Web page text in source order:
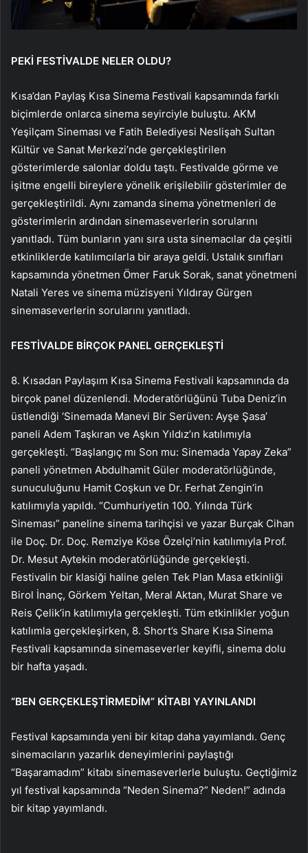
PEKİ FESTİVALDE NELER OLDU?
Kısa’dan Paylaş Kısa Sinema Festivali kapsamında farklı
biçimlerde onlarca sinema seyirciyle buluştu. AKM
Yeşilçam Sineması ve Fatih Belediyesi Neslişah Sultan
Kültür ve Sanat Merkezi’nde gerçekleştirilen
gösterimlerde salonlar doldu taştı. Festivalde görme ve
işitme engelli bireylere yönelik erişilebilir gösterimler de
gerçekleştirildi. Aynı zamanda sinema yönetmenleri de
gösterimlerin ardından sinemaseverlerin sorularını
yanıtladı. Tüm bunların yanı sıra usta sinemacılar da çeşitli
etkinliklerde katılımcılarla bir araya geldi. Ustalık sınıfları
kapsamında yönetmen Ömer Faruk Sorak, sanat yönetmeni
Natali Yeres ve sinema müzisyeni Yıldıray Gürgen
sinemaseverlerin sorularını yanıtladı.
FESTİVALDE BİRÇOK PANEL GERÇEKLEŞTİ
8. Kısadan Paylaşım Kısa Sinema Festivali kapsamında da
birçok panel düzenlendi. Moderatörlüğünü Tuba Deniz’in
üstlendiği ‘Sinemada Manevi Bir Serüven: Ayşe Şasa’
paneli Adem Taşkıran ve Aşkın Yıldız’ın katılımıyla
gerçekleşti. “Başlangıç ​​mı Son mu: Sinemada Yapay Zeka”
paneli yönetmen Abdulhamit Güler moderatörlüğünde,
sunuculuğunu Hamit Coşkun ve Dr. Ferhat Zengin’in
katılımıyla yapıldı. “Cumhuriyetin 100. Yılında Türk
Sineması” paneline sinema tarihçisi ve yazar Burçak Cihan
ile Doç. Dr. Doç. Remziye Köse Özelçi’nin katılımıyla Prof.
Dr. Mesut Aytekin moderatörlüğünde gerçekleşti.
Festivalin bir klasiği haline gelen Tek Plan Masa etkinliği
Birol İnanç, Görkem Yeltan, Meral Aktan, Murat Share ve
Reis Çelik’in katılımıyla gerçekleşti. Tüm etkinlikler yoğun
katılımla gerçekleşirken, 8. Short’s Share Kısa Sinema
Festivali kapsamında sinemaseverler keyifli, sinema dolu
bir hafta yaşadı.
“BEN GERÇEKLEŞTİRMEDİM” KİTABI YAYINLANDI
Festival kapsamında yeni bir kitap daha yayımlandı. Genç
sinemacıların yazarlık deneyimlerini paylaştığı
“Başaramadım” kitabı sinemaseverlerle buluştu. Geçtiğimiz
yıl festival kapsamında “Neden Sinema?” Neden!” adında
bir kitap yayımlandı.